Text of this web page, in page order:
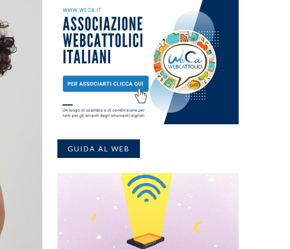
GUIDA AL WEB